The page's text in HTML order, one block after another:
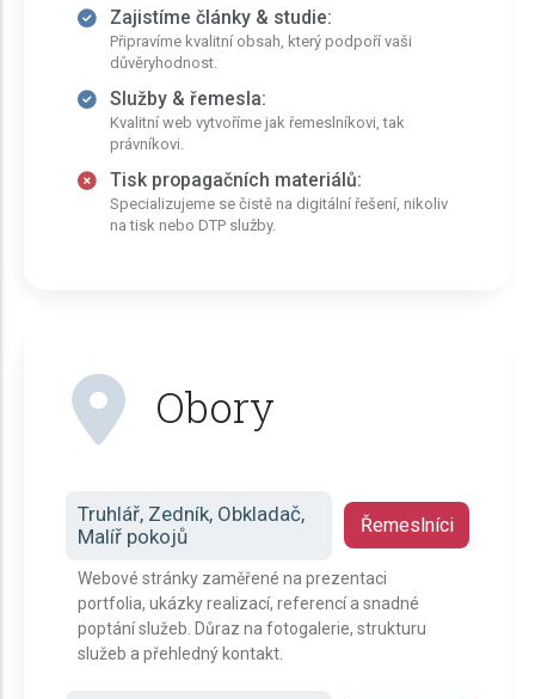
Zajistíme články & studie:
Připravíme kvalitní obsah, který podpoří vaši
důvěryhodnost.
Služby & řemesla:
Kvalitní web vytvoříme jak řemeslníkovi, tak
právníkovi.
Tisk propagačních materiálů:
Specializujeme se čistě na digitální řešení, nikoliv
na tisk nebo DTP služby.
Obory
Truhlář, Zedník, Obkladač,
Malíř pokojů
Řemeslníci
Webové stránky zaměřené na prezentaci
portfolia, ukázky realizací, referencí a snadné
poptání služeb. Důraz na fotogalerie, strukturu
služeb a přehledný kontakt.